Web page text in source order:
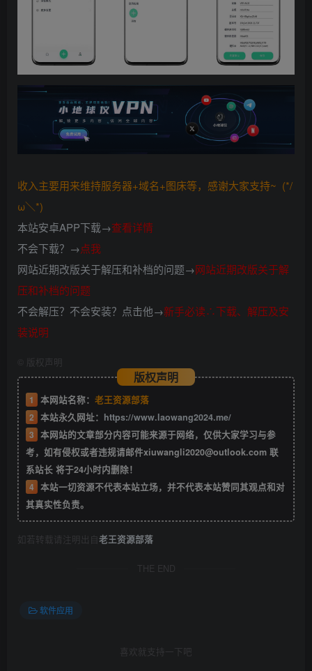
收入主要用来维持服务器+域名+图床等，感谢大家支持~ (*/
ω＼*)
本站安卓APP下载→查看详情
不会下载？→点我
网站近期改版关于解压和补档的问题→网站近期改版关于解
压和补档的问题
不会解压？不会安装？点击他→新手必读∴下载、解压及安
装说明
版权声明
版权声明
1 本网站名称： 老王资源部落
2 本站永久网址： https://www.laowang2024.me/
3 本网站的文章部分内容可能来源于网络，仅供大家学习与参
考，如有侵权或者违规请邮件xiuwangli2020@outlook.com 联
系站长 将于24小时内删除！
4 本站一切资源不代表本站立场，并不代表本站赞同其观点和对
其真实性负责。
如若转载请注明出自老王资源部落
THE END
软件应用
喜欢就支持一下吧